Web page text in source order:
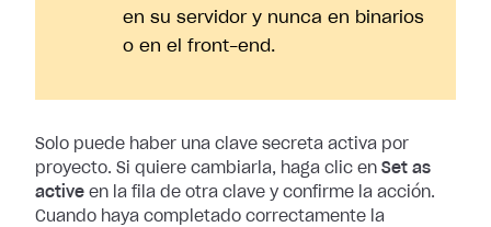
en su servidor y nunca en binarios
o en el front-end.
Solo puede haber una clave secreta activa por
proyecto. Si quiere cambiarla, haga clic en Set as
active en la fila de otra clave y confirme la acción.
Cuando haya completado correctamente la